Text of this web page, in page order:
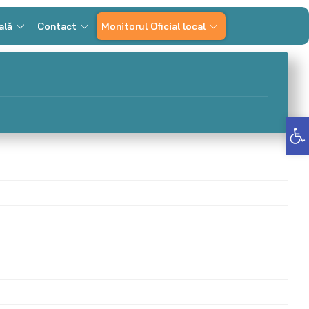
Deschide bara de unelte
Contact Monitorul Oficial local